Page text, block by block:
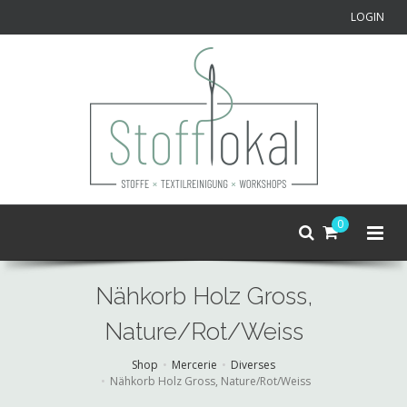
LOGIN
0
Nähkorb Holz Gross,
Nature/Rot/Weiss
Shop Mercerie
Diverses
Nähkorb Holz Gross, Nature/Rot/Weiss